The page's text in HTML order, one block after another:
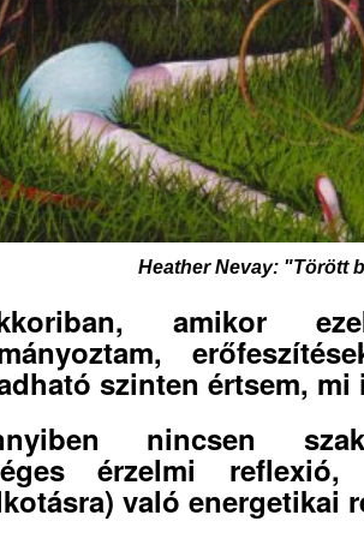
Heather Nevay: "Törött
amikor
szinten értsem, mi
nincsen
érzelmi
való energetikai